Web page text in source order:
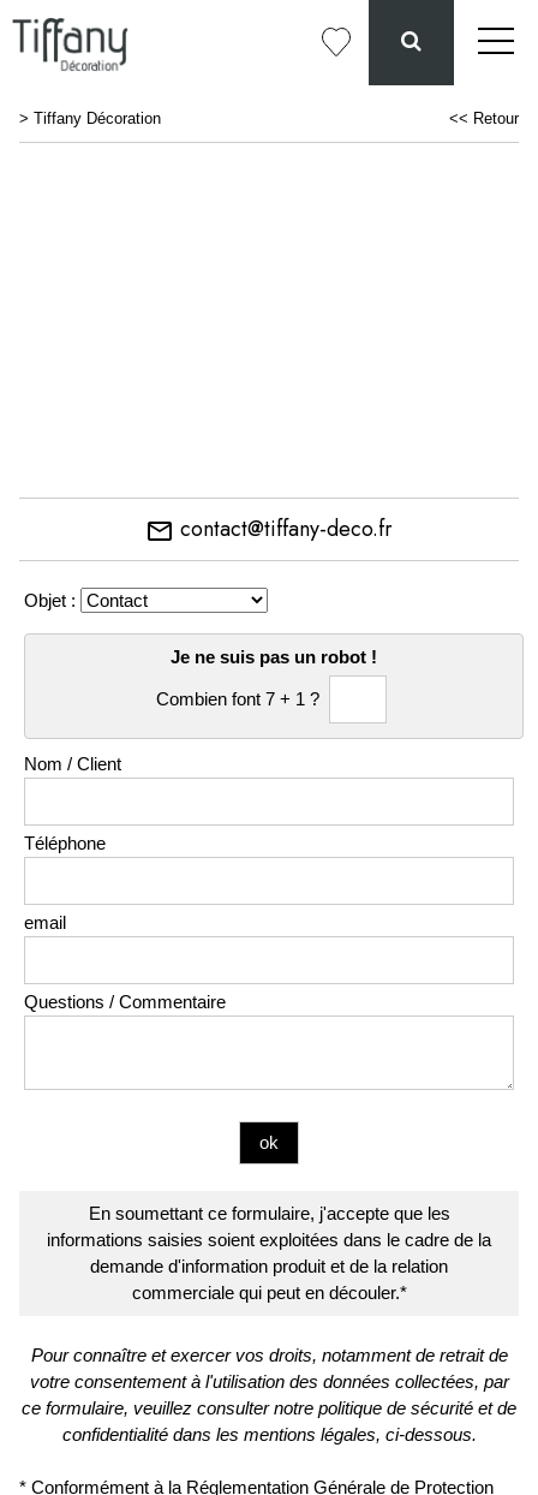
> Tiffany Décoration << Retour
email contact@tiffany-deco.fr
Objet :
Je ne suis pas un robot !
Combien font 7 + 1 ?
Nom / Client
Téléphone
email
Questions / Commentaire
En soumettant ce formulaire, j'accepte que les
informations saisies soient exploitées dans le cadre de la
demande d'information produit et de la relation
commerciale qui peut en découler.*
Pour connaître et exercer vos droits, notamment de retrait de
votre consentement à l'utilisation des données collectées, par
ce formulaire, veuillez consulter notre politique de sécurité et de
confidentialité dans les mentions légales, ci-dessous.
* Conformément à la Réglementation Générale de Protection